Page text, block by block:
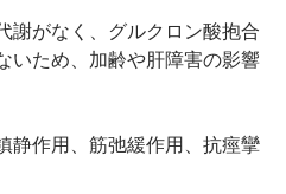
謝がなく、グルクロン酸抱合
いため、加齢や肝障害の影響
静作用、筋弛緩作用、抗痙攣